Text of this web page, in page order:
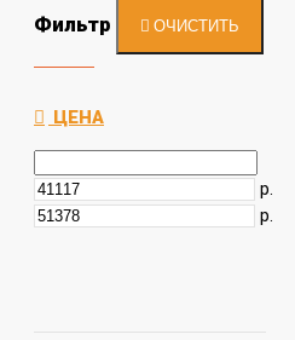
Фильтр ОЧИСТИТЬ
ЦЕНА
р.
р.